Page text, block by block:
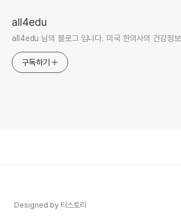
all4edu
all4edu 님의 블로그 입니다. 미국 한의사의 건강정보
구독하기
Designed by 티스토리